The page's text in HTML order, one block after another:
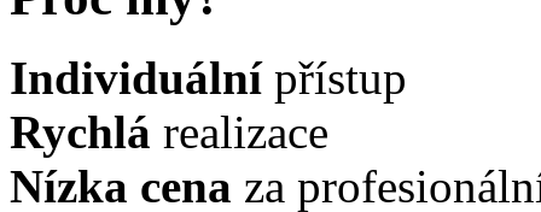
Individuální přístup
Rychlá realizace
Nízka cena za